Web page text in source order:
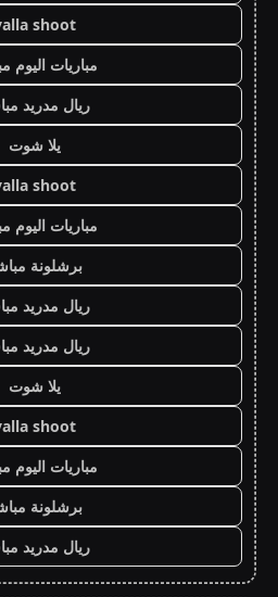
shoot
مباريات اليوم
ريال مدريد
يلا شوت
shoot
مباريات اليوم
برشلونة
ريال مدريد
ريال مدريد
يلا شوت
shoot
مباريات اليوم
برشلونة
ريال مدريد